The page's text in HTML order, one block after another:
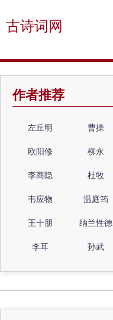
古诗词网
作者推荐
左丘明 曹操
欧阳修 柳永
李商隐 杜牧
韦应物 温庭筠
王十朋 纳兰性德
李耳 孙武